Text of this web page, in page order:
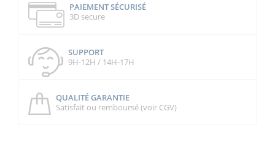
PAIEMENT SÉCURISÉ
3D secure
SUPPORT
9H-12H / 14H-17H
QUALITÉ GARANTIE
Satisfait ou remboursé (voir CGV)